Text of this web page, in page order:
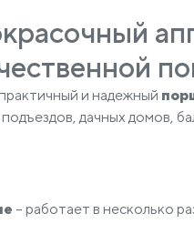
и надежный
дачных домов,
– работает в несколько